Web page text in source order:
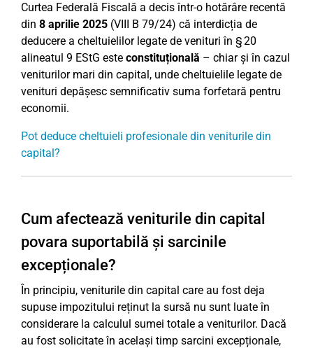
Curtea Federală Fiscală a decis într-o hotărâre recentă
din 8 aprilie 2025 (VIII B 79/24) că interdicția de
deducere a cheltuielilor legate de venituri în § 20
alineatul 9 EStG este constituțională – chiar și în cazul
veniturilor mari din capital, unde cheltuielile legate de
venituri depășesc semnificativ suma forfetară pentru
economii.
Pot deduce cheltuieli profesionale din veniturile din
capital?
Cum afectează veniturile din capital
povara suportabilă și sarcinile
excepționale?
În principiu, veniturile din capital care au fost deja
supuse impozitului reținut la sursă nu sunt luate în
considerare la calculul sumei totale a veniturilor. Dacă
au fost solicitate în același timp sarcini excepționale,